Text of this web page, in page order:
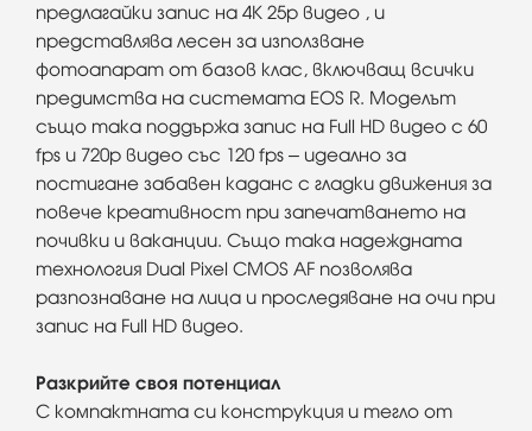
предлагайки запис на 4K 25p видео , и
представлява лесен за използване
фотоапарат от базов клас, включващ всички
предимства на системата EOS R. Моделът
също така поддържа запис на Full HD видео с 60
fps и 720p видео със 120 fps – идеално за
постигане забавен каданс с гладки движения за
повече креативност при запечатването на
почивки и ваканции. Също така надеждната
технология Dual Pixel CMOS AF позволява
разпознаване на лица и проследяване на очи при
запис на Full HD видео.
Разкрийте своя потенциал
С компактната си конструкция и тегло от